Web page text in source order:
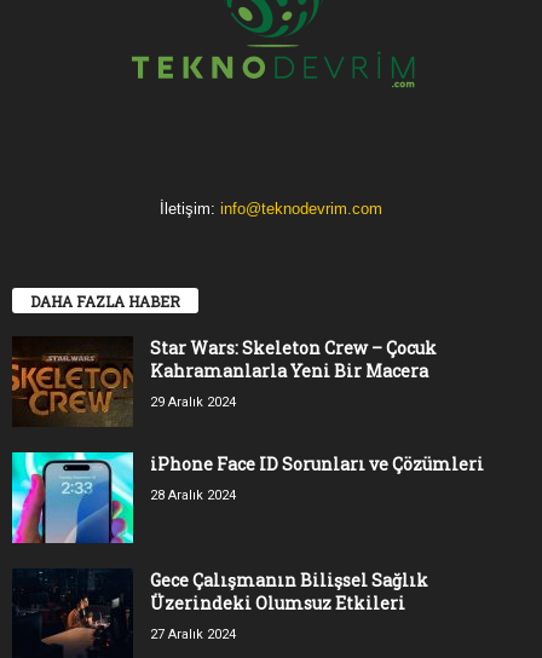
İletişim: info@teknodevrim.com
DAHA FAZLA HABER
Star Wars: Skeleton Crew – Çocuk
Kahramanlarla Yeni Bir Macera
29 Aralık 2024
iPhone Face ID Sorunları ve Çözümleri
28 Aralık 2024
Gece Çalışmanın Bilişsel Sağlık
Üzerindeki Olumsuz Etkileri
27 Aralık 2024